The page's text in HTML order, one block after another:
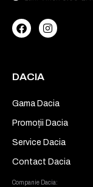
DACIA
Gama Dacia
Promoții Dacia
Service Dacia
Contact Dacia
Companie Dacia: